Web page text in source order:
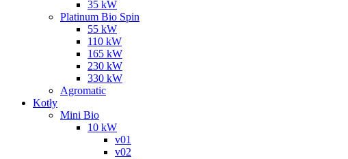
35 kW
Platinum Bio Spin
55 kW
110 kW
165 kW
230 kW
330 kW
Agromatic
Kotły
Mini Bio
10 kW
v01
v02